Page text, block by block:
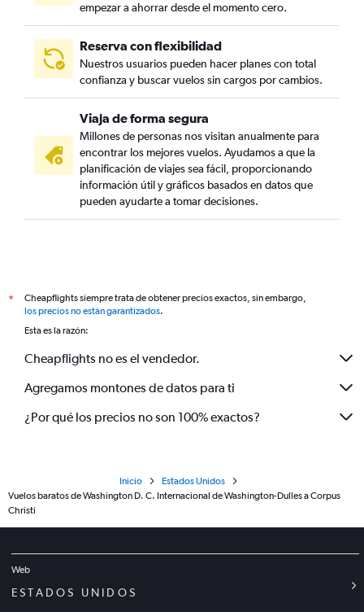
empezar a ahorrar desde el momento cero.
Reserva con flexibilidad
Nuestros usuarios pueden hacer planes con total
confianza y buscar vuelos sin cargos por cambios.
Viaja de forma segura
Millones de personas nos visitan anualmente para
encontrar los mejores vuelos. Ayudamos a que la
planificación de viajes sea fácil, proporcionando
información útil y gráficos basados en datos que
pueden ayudarte a tomar decisiones.
*
Cheapflights siempre trata de obtener precios exactos, sin embargo,
los precios no están garantizados.
Esta es la razón:
Cheapflights no es el vendedor.
Agregamos montones de datos para ti
¿Por qué los precios no son 100% exactos?
Inicio
Estados Unidos
Vuelos baratos de Washington D. C. Internacional de Washington-Dulles a Corpus
Christi
Web
ESTADOS UNIDOS